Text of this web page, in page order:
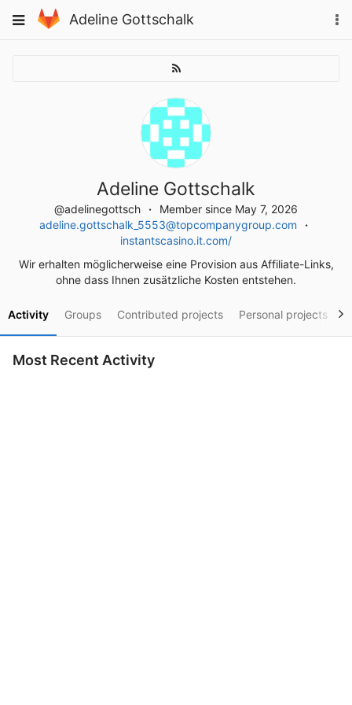
to
Toggle
Adeline Gottschalk
Adeline Gottschalk
@adelinegottsch
Member since May 7, 2026
adeline.gottschalk_5553@topcompanygroup.com
instantscasino.it.com/
Wir erhalten möglicherweise eine Provision aus Affiliate-Links,
ohne dass Ihnen zusätzliche Kosten entstehen.
Activity Groups Contributed projects Personal projects
Most Recent Activity